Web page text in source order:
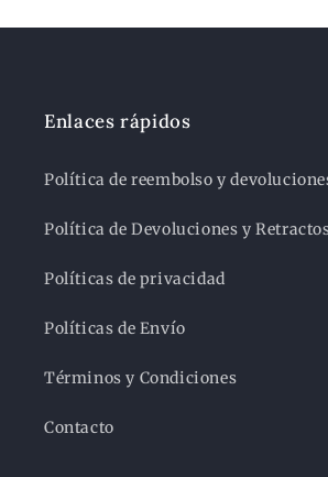
Enlaces rápidos
Política de reembolso y
Política de Devoluciones y
Políticas de privacidad
Políticas de Envío
Términos y Condiciones
Contacto